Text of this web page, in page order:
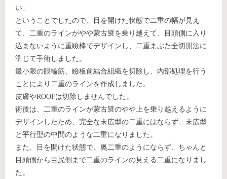
い」
ということでしたので、目を開けた状態で二重の幅が見え
て、二重のラインがやや蒙古襞を乗り越えて、目頭側に入り
込まないように重瞼棒でデザインし、二重まぶた全切開法に
準じて手術しました。
最小限の眼輪筋、瞼板前結合組織を切除し、内部処理を行う
ことにより二重のラインを作成しました。
皮膚やROOFは切除しませんでした。
術後は、二重のラインが蒙古襞のやや上を乗り越えるように
デザインしたため、完全な末広型の二重にはならず、末広型
と平行型の中間のような二重になりました。
また、目を開けた状態で、奥二重のようにならず、ちゃんと
目頭側から目尻側まで二重のラインの見える二重になりまし
た。